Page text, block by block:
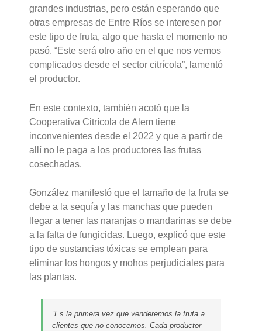
grandes industrias, pero están esperando que
otras empresas de Entre Ríos se interesen por
este tipo de fruta, algo que hasta el momento no
pasó. “Este será otro año en el que nos vemos
complicados desde el sector citrícola”, lamentó
el productor.
En este contexto, también acotó que la
Cooperativa Citrícola de Alem tiene
inconvenientes desde el 2022 y que a partir de
allí no le paga a los productores las frutas
cosechadas.
González manifestó que el tamaño de la fruta se
debe a la sequía y las manchas que pueden
llegar a tener las naranjas o mandarinas se debe
a la falta de fungicidas. Luego, explicó que este
tipo de sustancias tóxicas se emplean para
eliminar los hongos y mohos perjudiciales para
las plantas.
“Es la primera vez que venderemos la fruta a
clientes que no conocemos. Cada productor